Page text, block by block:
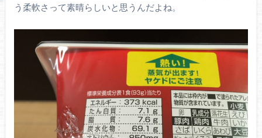
う柔軟さって素晴らしいと思うんだよね。